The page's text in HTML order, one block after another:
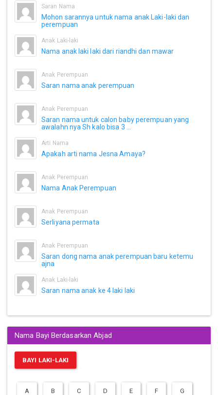
Saran Nama
Mohon sarannya untuk nama anak Laki-laki dan
perempuan
Anak Laki-laki
Nama anak laki laki dari riandhi dan mawar
Anak Perempuan
Saran nama anak perempuan
Anak Perempuan
Saran nama untuk calon baby perempuan yang
awalahn nya Sh kalo bisa 3 ...
Arti Nama
Apakah arti nama Jesna Amaya?
Anak Perempuan
Nama Anak Perempuan
Anak Perempuan
Serliyana permata
Anak Perempuan
Saran dong nama anak perempuan baru ketemu
ajna
Anak Laki-laki
Saran nama anak ke 4 laki laki
Nama Bayi Berdasarkan Abjad
BAYI LAKI-LAKI
A B C D E F G